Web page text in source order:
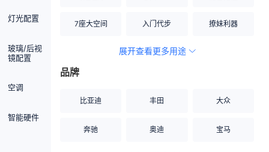
灯光配置
玻璃/后视
镜配置
空调
智能硬件
7座大空间 入门代步 撩妹利器
空间宽敞
展开查看更多用途
品牌
比亚迪 丰田 大众
奔驰 奥迪 宝马